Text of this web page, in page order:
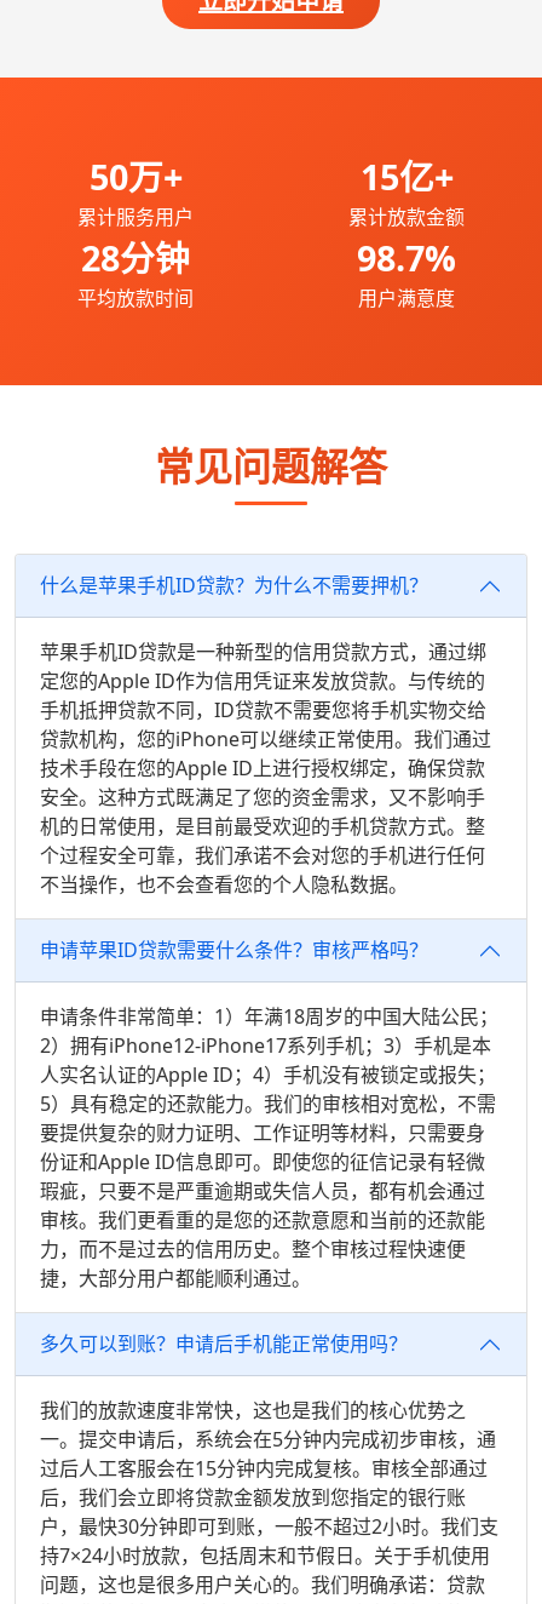
50万+
累计服务用户
15亿+
累计放款金额
28分钟
平均放款时间
98.7%
用户满意度
常见问题解答
什么是苹果手机ID贷款？为什么不需要押机？
苹果手机ID贷款是一种新型的信用贷款方式，通过绑
定您的Apple ID作为信用凭证来发放贷款。与传统的
手机抵押贷款不同，ID贷款不需要您将手机实物交给
贷款机构，您的iPhone可以继续正常使用。我们通过
技术手段在您的Apple ID上进行授权绑定，确保贷款
安全。这种方式既满足了您的资金需求，又不影响手
机的日常使用，是目前最受欢迎的手机贷款方式。整
个过程安全可靠，我们承诺不会对您的手机进行任何
不当操作，也不会查看您的个人隐私数据。
申请苹果ID贷款需要什么条件？审核严格吗？
申请条件非常简单：1）年满18周岁的中国大陆公民；
2）拥有iPhone12-iPhone17系列手机；3）手机是本
人实名认证的Apple ID；4）手机没有被锁定或报失；
5）具有稳定的还款能力。我们的审核相对宽松，不需
要提供复杂的财力证明、工作证明等材料，只需要身
份证和Apple ID信息即可。即使您的征信记录有轻微
瑕疵，只要不是严重逾期或失信人员，都有机会通过
审核。我们更看重的是您的还款意愿和当前的还款能
力，而不是过去的信用历史。整个审核过程快速便
捷，大部分用户都能顺利通过。
多久可以到账？申请后手机能正常使用吗？
我们的放款速度非常快，这也是我们的核心优势之
一。提交申请后，系统会在5分钟内完成初步审核，通
过后人工客服会在15分钟内完成复核。审核全部通过
后，我们会立即将贷款金额发放到您指定的银行账
户，最快30分钟即可到账，一般不超过2小时。我们支
持7×24小时放款，包括周末和节假日。关于手机使用
问题，这也是很多用户关心的。我们明确承诺：贷款